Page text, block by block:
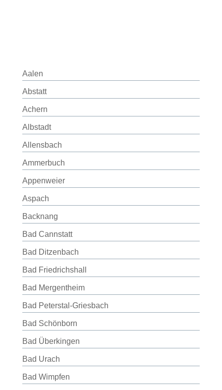
Aalen
Abstatt
Achern
Albstadt
Allensbach
Ammerbuch
Appenweier
Aspach
Backnang
Bad Cannstatt
Bad Ditzenbach
Bad Friedrichshall
Bad Mergentheim
Bad Peterstal-Griesbach
Bad Schönborn
Bad Überkingen
Bad Urach
Bad Wimpfen